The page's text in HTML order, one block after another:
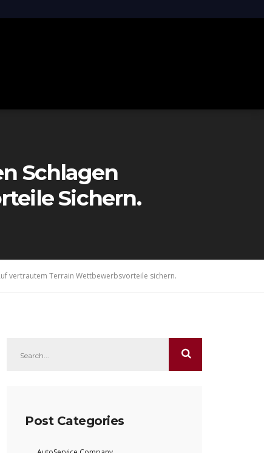
Schlagen
Sichern.
vertrautem Terrain Wettbewerbsvorteile sichern.
Post Categories